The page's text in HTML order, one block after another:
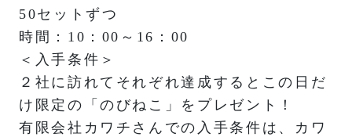
50セットずつ
時間：10：00～16：00
＜入手条件＞
２社に訪れてそれぞれ達成するとこの日だ
け限定の「のびねこ」をプレゼント！
有限会社カワチさんでの入手条件は、カワ